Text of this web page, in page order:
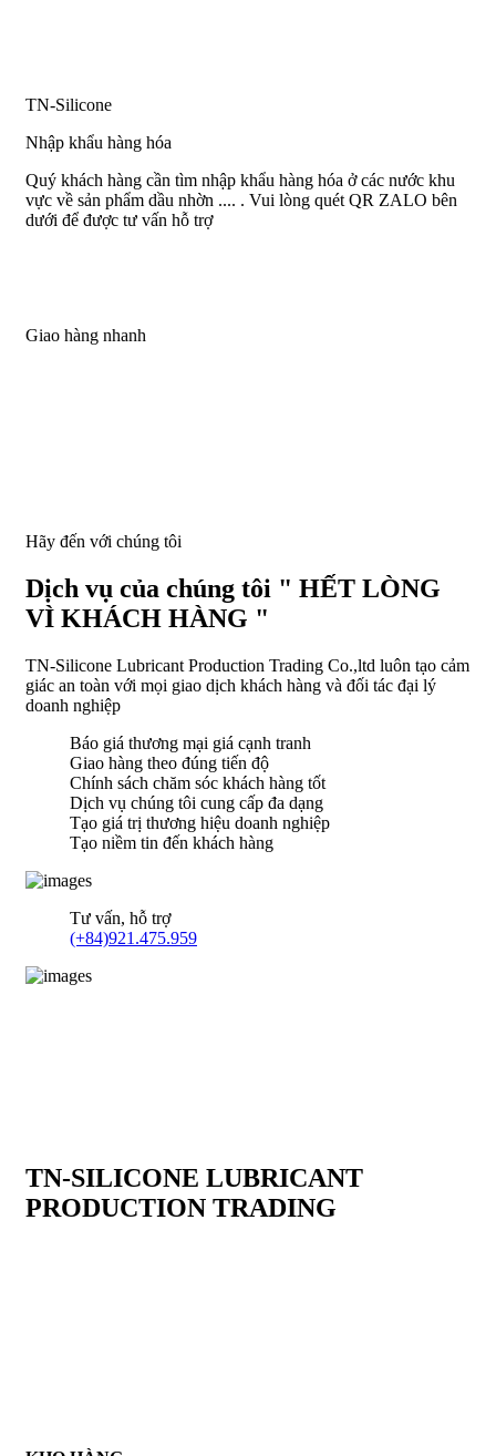
TN-Silicone
Nhập khẩu hàng hóa
Quý khách hàng cần tìm nhập khẩu hàng hóa ở các nước khu
vực về sản phẩm dầu nhờn .... . Vui lòng quét QR ZALO bên
dưới để được tư vấn hỗ trợ
Giao hàng nhanh
Hãy đến với chúng tôi
Dịch vụ của chúng tôi " HẾT LÒNG
VÌ KHÁCH HÀNG "
TN-Silicone Lubricant Production Trading Co.,ltd luôn tạo cảm
giác an toàn với mọi giao dịch khách hàng và đối tác đại lý
doanh nghiệp
Báo giá thương mại giá cạnh tranh
Giao hàng theo đúng tiến độ
Chính sách chăm sóc khách hàng tốt
Dịch vụ chúng tôi cung cấp đa dạng
Tạo giá trị thương hiệu doanh nghiệp
Tạo niềm tin đến khách hàng
Tư vấn, hỗ trợ
(+84)921.475.959
TN-SILICONE LUBRICANT
PRODUCTION TRADING